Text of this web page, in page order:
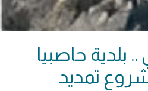
.. بلدية حاصبيا
تمديد